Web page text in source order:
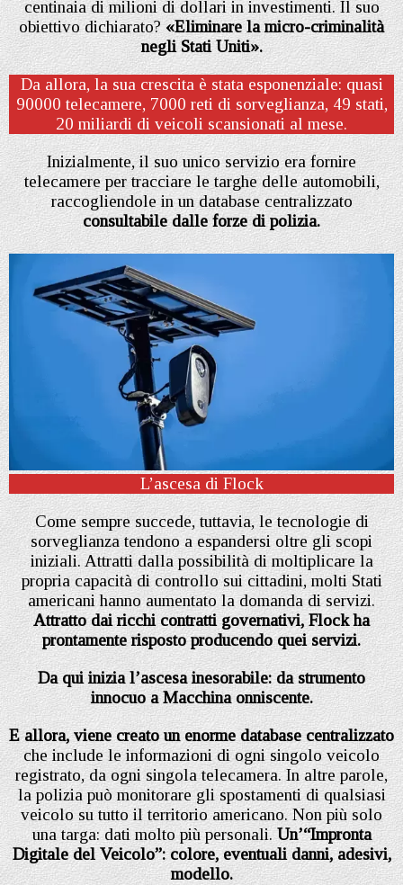
centinaia di milioni di dollari in investimenti. Il suo
obiettivo dichiarato? «Eliminare la micro-criminalità
negli Stati Uniti».
Da allora, la sua crescita è stata esponenziale: quasi
90000 telecamere, 7000 reti di sorveglianza, 49 stati,
20 miliardi di veicoli scansionati al mese.
Inizialmente, il suo unico servizio era fornire
telecamere per tracciare le targhe delle automobili,
raccogliendole in un database centralizzato
consultabile dalle forze di polizia.
L’ascesa di Flock
Come sempre succede, tuttavia, le tecnologie di
sorveglianza tendono a espandersi oltre gli scopi
iniziali. Attratti dalla possibilità di moltiplicare la
propria capacità di controllo sui cittadini, molti Stati
americani hanno aumentato la domanda di servizi.
Attratto dai ricchi contratti governativi, Flock ha
prontamente risposto producendo quei servizi.
Da qui inizia l’ascesa inesorabile: da strumento
innocuo a Macchina onniscente.
E allora, viene creato un enorme database centralizzato
che include le informazioni di ogni singolo veicolo
registrato, da ogni singola telecamera. In altre parole,
la polizia può monitorare gli spostamenti di qualsiasi
veicolo su tutto il territorio americano. Non più solo
una targa: dati molto più personali.Un’“Impronta
Digitale del Veicolo”: colore, eventuali danni, adesivi,
modello.